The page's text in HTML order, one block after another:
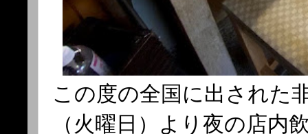
この度の全国に出された
（火曜日）より夜の店内